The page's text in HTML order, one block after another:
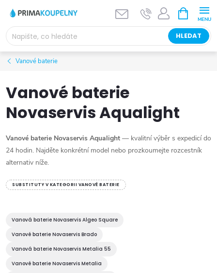
obsah
HLEDAT
NÁKUPNÍ
KOŠÍK
Vanové baterie
Vanové baterie
Novaservis Aqualight
Vanové baterie Novaservis Aqualight — kvalitní výběr s expedicí do
24 hodin. Najděte konkrétní model nebo prozkoumejte rozcestník
alternativ níže.
SUBSTITUTY V KATEGORII VANOVÉ BATERIE
Vanová baterie Novaservis Algeo Square
Vanové baterie Novaservis Brado
Vanová baterie Novaservis Metalia 55
Vanové baterie Novaservis Metalia